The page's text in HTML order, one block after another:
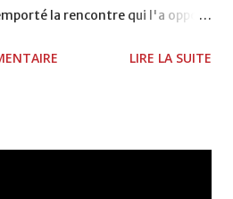
la rencontre qui l'a opposé
marque à la 38e pour lesLIRE LA SUITE